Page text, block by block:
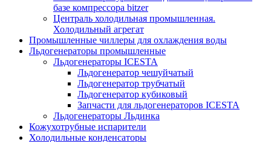
базе компрессора bitzer
Централь холодильная промышленная.
Холодильный агрегат
Промышленные чиллеры для охлаждения воды
Льдогенераторы промышленные
Льдогенераторы ICESTA
Льдогенератор чешуйчатый
Льдогенератор трубчатый
Льдогенератор кубиковый
Запчасти для льдогенераторов ICESTA
Льдогенераторы Льдинка
Кожухотрубные испарители
Холодильные конденсаторы